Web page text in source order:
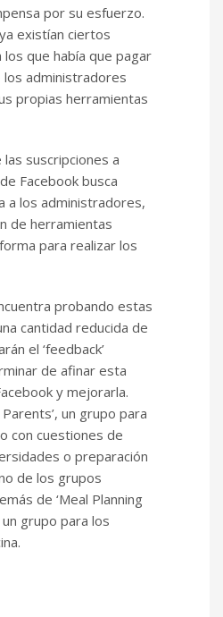
por su esfuerzo.
existían ciertos
que había que pagar
administradores
propias herramientas
suscripciones a
Facebook busca
a los administradores,
de herramientas
para realizar los
probando estas
cantidad reducida de
el ‘feedback’
de afinar esta
y mejorarla.
un grupo para
con cuestiones de
o preparación
de los grupos
de ‘Meal Planning
grupo para los